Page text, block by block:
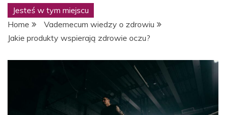
Jesteś w tym miejscu
Home
Vademecum wiedzy o zdrowiu
Jakie produkty wspierają zdrowie oczu?